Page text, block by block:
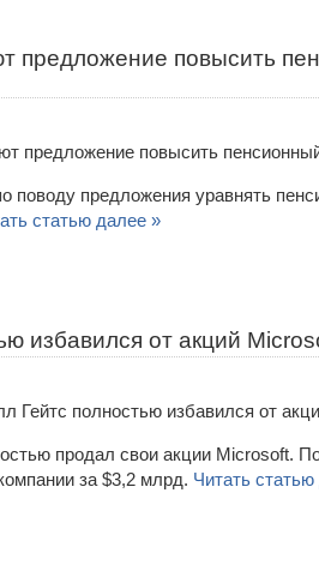
предложение повысить
поводу предложения уравнять
статью далее »
избавился от акций
продал свои акции Microsoft.
за $3,2 млрд. Читать